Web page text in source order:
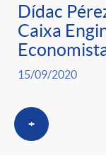
Dídac
Caixa
15/09/2020
+